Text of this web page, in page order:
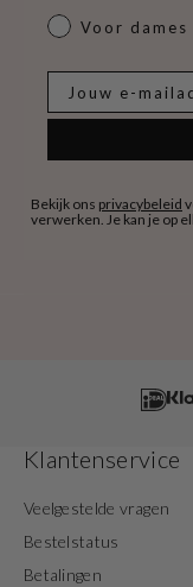
dames & heren
Voor dames
Bekijk ons privacybeleid
verwerken. Je kan je op
Klantenservice
Veelgestelde vragen
Bestelstatus
Betalingen